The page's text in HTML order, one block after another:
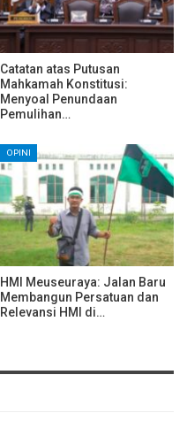
Catatan atas Putusan
Mahkamah Konstitusi:
Menyoal Penundaan
Pemulihan…
OPINI
HMI Meuseuraya: Jalan Baru
Membangun Persatuan dan
Relevansi HMI di…